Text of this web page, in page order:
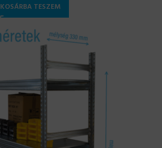
KOSÁRBA TESZEM